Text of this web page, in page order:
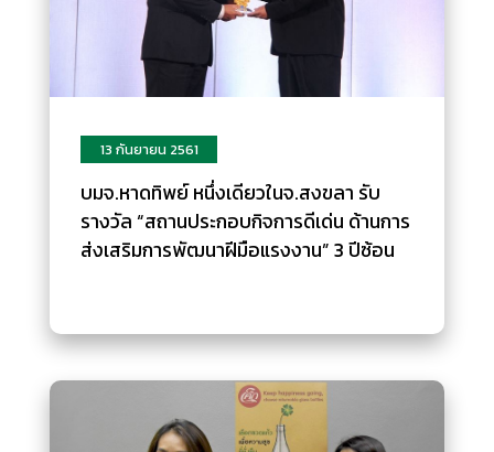
13 กันยายน 2561
บมจ.หาดทิพย์ หนึ่งเดียวในจ.สงขลา รับ
รางวัล “สถานประกอบกิจการดีเด่น ด้านการ
ส่งเสริมการพัฒนาฝีมือแรงงาน” 3 ปีซ้อน